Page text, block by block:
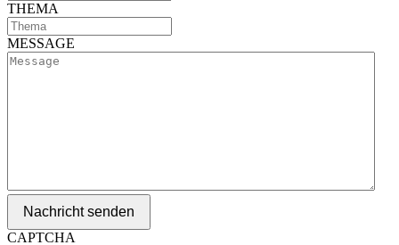
THEMA
MESSAGE
Nachricht senden
CAPTCHA